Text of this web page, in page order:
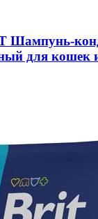
Шампунь-
для кошек